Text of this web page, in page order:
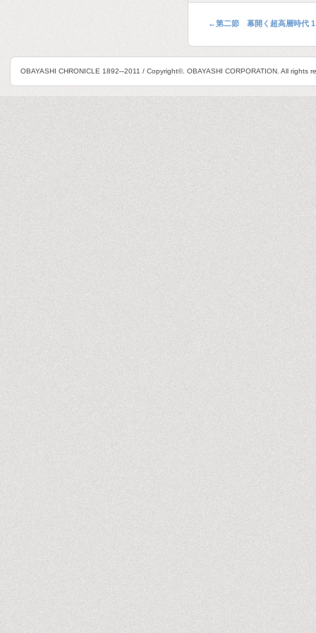
←第二節 幕開く超高層時代 1
OBAYASHI CHRONICLE 1892─2011 / Copyright©. OBAYASHI CORPORATION. All rights